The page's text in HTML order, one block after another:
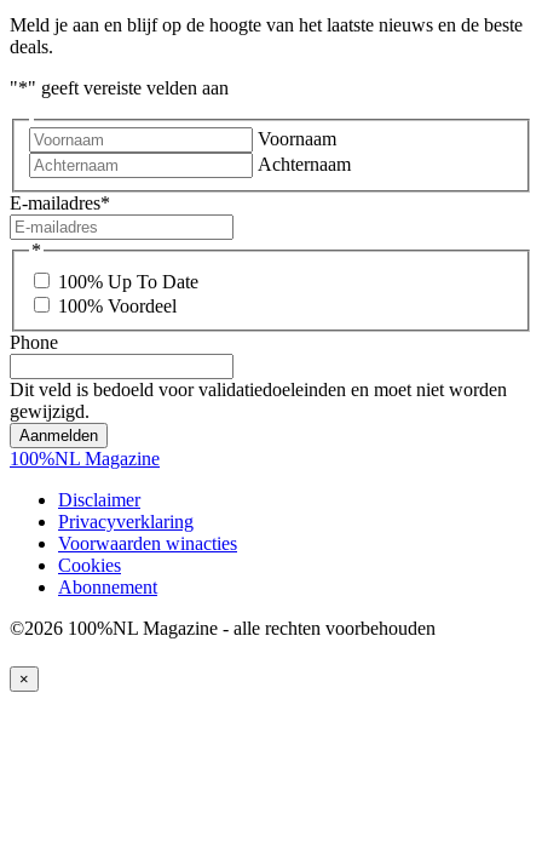
Meld je aan en blijf op de hoogte van het laatste nieuws en de beste
deals.
"*" geeft vereiste velden aan
Voornaam
Achternaam
E-mailadres*
*
100% Up To Date
100% Voordeel
Phone
Dit veld is bedoeld voor validatiedoeleinden en moet niet worden
gewijzigd.
100%NL Magazine
Disclaimer
Privacyverklaring
Voorwaarden winacties
Cookies
Abonnement
©2026 100%NL Magazine - alle rechten voorbehouden
×